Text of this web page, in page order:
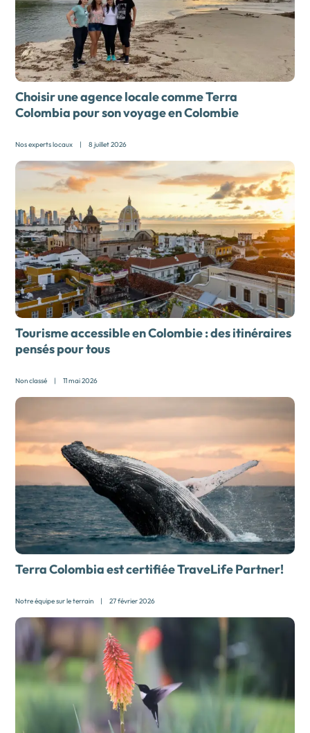
Choisir une agence locale comme Terra
Colombia pour sonvoyage en Colombie
Nos experts locaux | 8 juillet 2026
Tourisme accessible en Colombie : des itinéraires
pensés pour tous
Non classé | 11 mai 2026
Terra Colombia est certifiée TraveLife Partner!
Notre équipe sur le terrain | 27 février 2026